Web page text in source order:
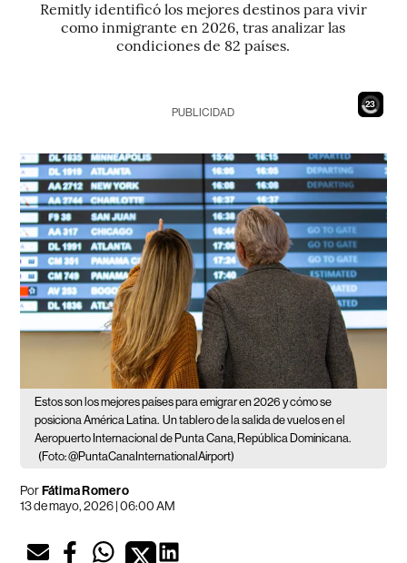
Remitly identificó los mejores destinos para vivir
como inmigrante en 2026, tras analizar las
condiciones de 82 países.
21
PUBLICIDAD
Estos son los mejores países para emigrar en 2026 y cómo se
posiciona América Latina. Un tablero de la salida de vuelos en el
Aeropuerto Internacional de Punta Cana, República Dominicana.
(Foto: @PuntaCanaInternationalAirport)
PorFátima Romero
13 de mayo, 2026 | 06:00 AM